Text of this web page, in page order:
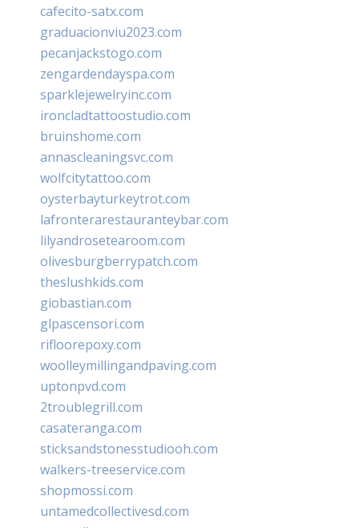
cafecito-satx.com
graduacionviu2023.com
pecanjackstogo.com
zengardendayspa.com
sparklejewelryinc.com
ironcladtattoostudio.com
bruinshome.com
annascleaningsvc.com
wolfcitytattoo.com
oysterbayturkeytrot.com
lafronterarestauranteybar.com
lilyandrosetearoom.com
olivesburgberrypatch.com
theslushkids.com
giobastian.com
glpascensori.com
rifloorepoxy.com
woolleymillingandpaving.com
uptonpvd.com
2troublegrill.com
casateranga.com
sticksandstonesstudiooh.com
walkers-treeservice.com
shopmossi.com
untamedcollectivesd.com